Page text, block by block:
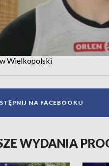
Wielkopolski
NA FACEBOOKU
WYDANIA